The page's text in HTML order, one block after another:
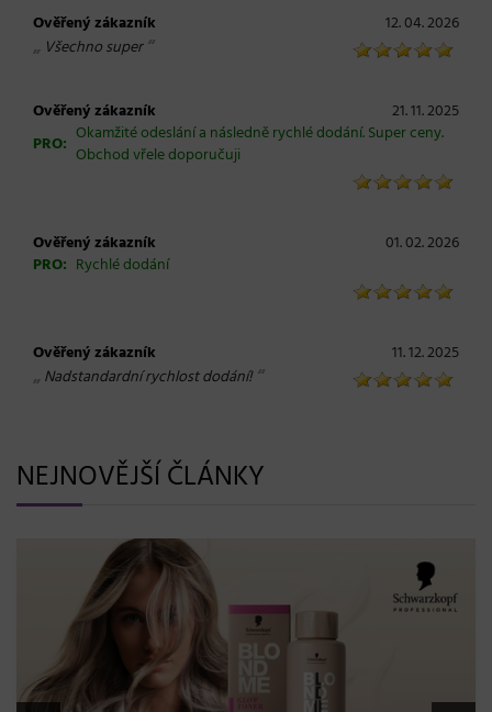
Ověřený zákazník 12. 04. 2026
„ Všechno super“
Ověřený zákazník
21. 11. 2025
PRO: Okamžité odeslání a následně rychlé dodání. Super ceny.
Obchod vřele doporučuji
Ověřený zákazník
01. 02. 2026
PRO: Rychlé dodání
Ověřený zákazník 11. 12. 2025
„ Nadstandardní rychlost dodání!“
NEJNOVĚJŠÍ ČLÁNKY